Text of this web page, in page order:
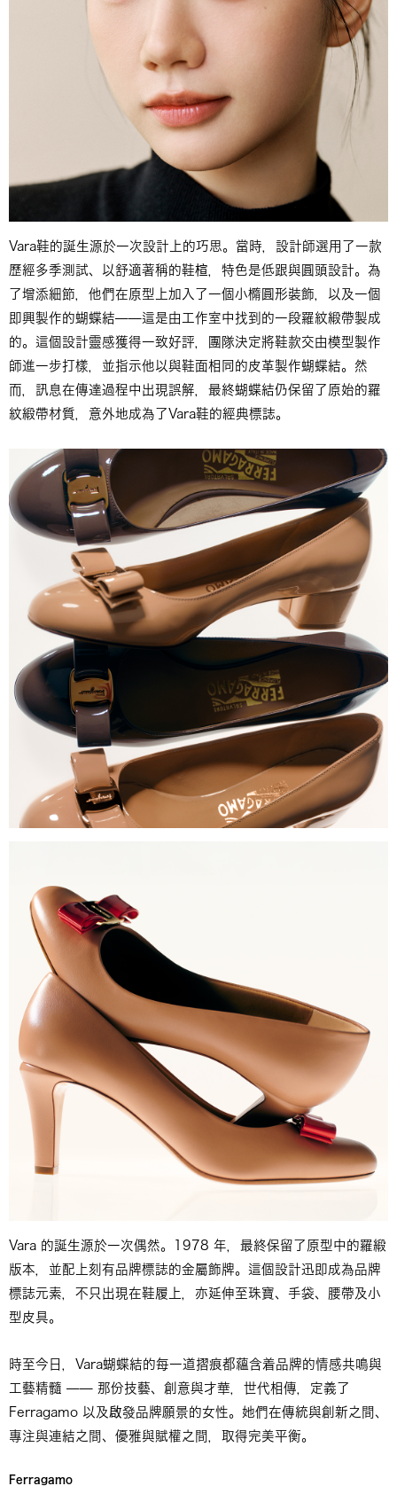
Vara鞋的誕生源於一次設計上的巧思。當時，設計師選用了一款
歷經多季測試、以舒適著稱的鞋楦，特色是低跟與圓頭設計。為
了增添細節，他們在原型上加入了一個小橢圓形裝飾，以及一個
即興製作的蝴蝶結——這是由工作室中找到的一段羅紋緞帶製成
的。這個設計靈感獲得一致好評，團隊決定將鞋款交由模型製作
師進一步打樣，並指示他以與鞋面相同的皮革製作蝴蝶結。然
而，訊息在傳達過程中出現誤解，最終蝴蝶結仍保留了原始的羅
紋緞帶材質，意外地成為了Vara鞋的經典標誌。
Vara 的誕生源於一次偶然。1978 年，最終保留了原型中的羅緞
版本，並配上刻有品牌標誌的金屬飾牌。這個設計迅即成為品牌
標誌元素，不只出現在鞋履上，亦延伸至珠寶、手袋、腰帶及小
型皮具。
時至今日，Vara蝴蝶結的每一道摺痕都蘊含着品牌的情感共鳴與
工藝精髓 —— 那份技藝、創意與才華，世代相傳，定義了
Ferragamo 以及啟發品牌願景的女性。她們在傳統與創新之間、
專注與連結之間、優雅與賦權之間，取得完美平衡。
Ferragamo